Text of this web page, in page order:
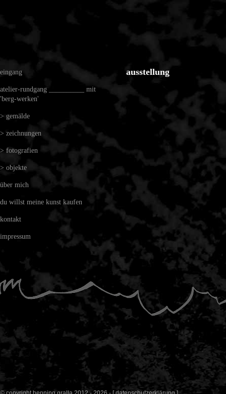
eingang
atelier-rundgang __________ mit
'berg-werken'
> gemälde
> zeichnungen
> fotografien
> objekte
über mich
du willst meine kunst kaufen
kontakt
impressum
ausstellung